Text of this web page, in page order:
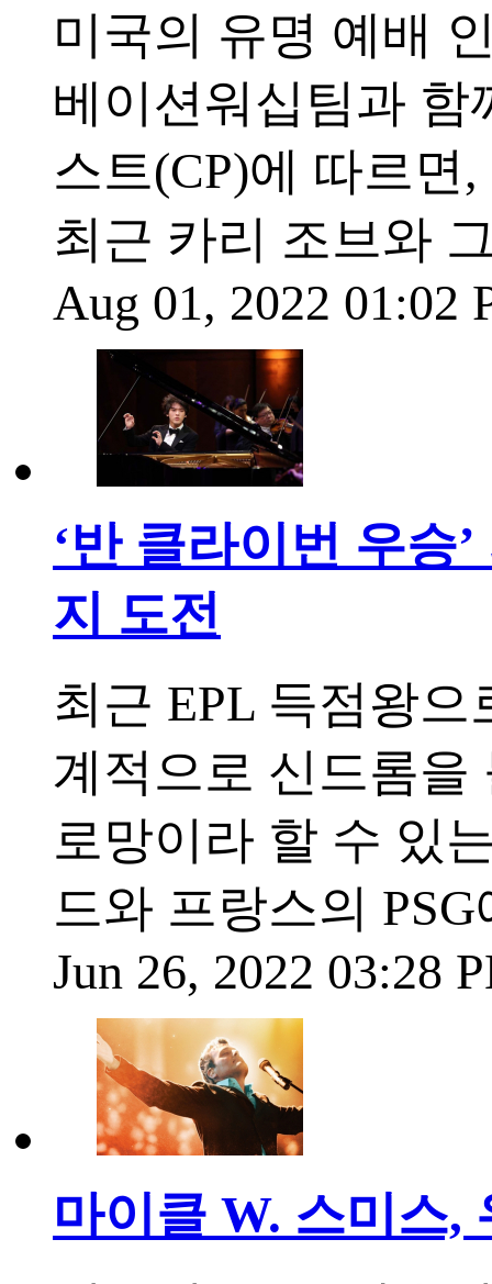
미국의 유명 예배
베이션워십팀과 함
스트(CP)에 따르면
최근 카리 조브와
Aug 01, 2022 01:02
‘반 클라이번 우승
지 도전
최근 EPL 득점왕
계적으로 신드롬을
로망이라 할 수 있
드와 프랑스의
Jun 26, 2022 03:28
마이클 W. 스미스,